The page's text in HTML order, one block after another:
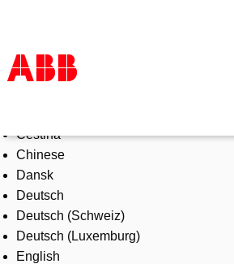
Products & Solutions
Industries
Services
About us
Where to buy
Contact us
Careers
Čeština
Chinese
Dansk
Deutsch
Deutsch (Schweiz)
Deutsch (Luxemburg)
English